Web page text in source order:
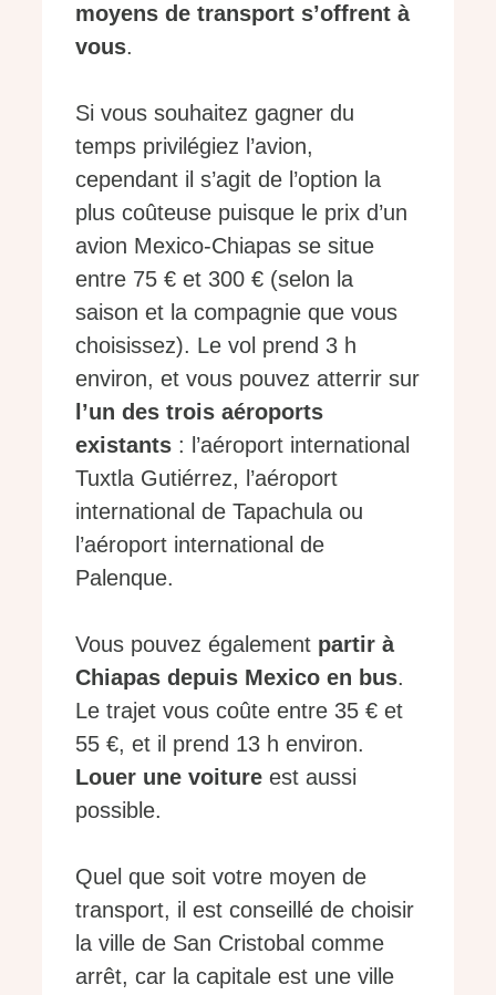
moyens de transport s’offrent à
vous.
Si vous souhaitez gagner du
temps privilégiez l’avion,
cependant il s’agit de l’option la
plus coûteuse puisque le prix d’un
avion Mexico-Chiapas se situe
entre 75 € et 300 € (selon la
saison et la compagnie que vous
choisissez). Le vol prend 3 h
environ, et vous pouvez atterrir sur
l’un des trois aéroports
existants : l’aéroport international
Tuxtla Gutiérrez, l’aéroport
international de Tapachula ou
l’aéroport international de
Palenque.
Vous pouvez également partir à
Chiapas depuis Mexico en bus.
Le trajet vous coûte entre 35 € et
55 €, et il prend 13 h environ.
Louer une voiture est aussi
possible.
Quel que soit votre moyen de
transport, il est conseillé de choisir
la ville de San Cristobal comme
arrêt, car la capitale est une ville